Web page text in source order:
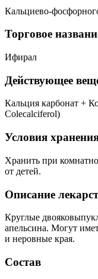
Кальциево-
Торговое
Ифирал
Действующее
Кальция карбонат +
Colecalciferol)
Условия
Хранить при
от детей.
Описание
Круглые
апельсина. Могут
и неровные края.
Состав